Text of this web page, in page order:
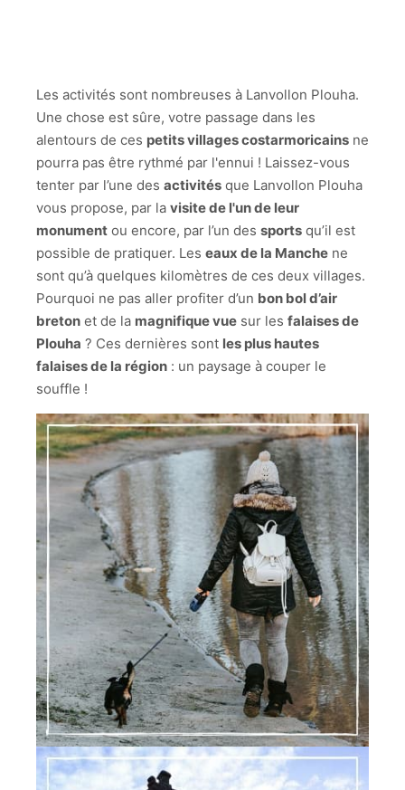
Les activités sont nombreuses à Lanvollon Plouha.
Une chose est sûre, votre passage dans les
alentours de ces petits villages costarmoricains ne
pourra pas être rythmé par l'ennui ! Laissez-vous
tenter par l’une des activités que Lanvollon Plouha
vous propose, par la visite de l'un de leur
monument ou encore, par l’un des sports qu’il est
possible de pratiquer. Les eaux de la Manche ne
sont qu’à quelques kilomètres de ces deux villages.
Pourquoi ne pas aller profiter d’un bon bol d’air
breton et de la magnifique vue sur les falaises de
Plouha ? Ces dernières sont les plus hautes
falaises de la région : un paysage à couper le
souffle !